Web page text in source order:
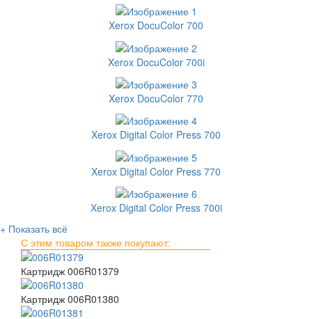
Xerox DocuColor 700
Xerox DocuColor 700i
Xerox DocuColor 770
Xerox Digital Color Press 700
Xerox Digital Color Press 770
Xerox Digital Color Press 700i
+ Показать всё
С этим товаром также покупают:
Картридж 006R01379
Картридж 006R01380